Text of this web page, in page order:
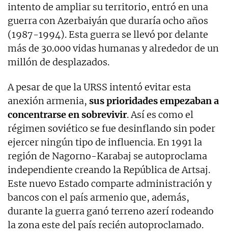
intento de ampliar su territorio, entró en una
guerra con Azerbaiyán que duraría ocho años
(1987-1994). Esta guerra se llevó por delante
más de 30.000 vidas humanas y alrededor de un
millón de desplazados.
A pesar de que la URSS intentó evitar esta
anexión armenia, sus prioridades empezaban a
concentrarse en sobrevivir. Así es como el
régimen soviético se fue desinflando sin poder
ejercer ningún tipo de influencia. En 1991 la
región de Nagorno-Karabaj se autoproclama
independiente creando la República de Artsaj.
Este nuevo Estado comparte administración y
bancos con el país armenio que, además,
durante la guerra ganó terreno azerí rodeando
la zona este del país recién autoproclamado.